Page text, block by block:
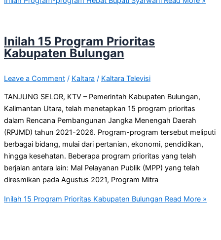
Inilah 15 Program Prioritas
Kabupaten Bulungan
Leave a Comment / Kaltara / Kaltara Televisi
TANJUNG SELOR, KTV – Pemerintah Kabupaten Bulungan,
Kalimantan Utara, telah menetapkan 15 program prioritas
dalam Rencana Pembangunan Jangka Menengah Daerah
(RPJMD) tahun 2021-2026. Program-program tersebut meliputi
berbagai bidang, mulai dari pertanian, ekonomi, pendidikan,
hingga kesehatan. Beberapa program prioritas yang telah
berjalan antara lain: Mal Pelayanan Publik (MPP) yang telah
diresmikan pada Agustus 2021, Program Mitra
Inilah 15 Program Prioritas Kabupaten Bulungan Read More »